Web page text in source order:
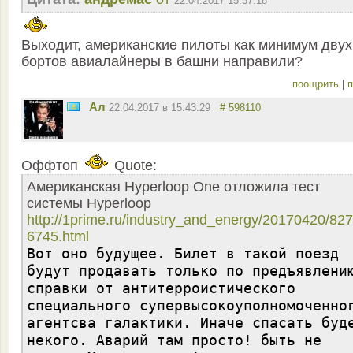
Выходит, американские пилоты как минимум двух
бортов авиалайнеры в башни направили?
поощрить
Ал 22.04.2017 в 15:43:29 # 598110
Оффтоп
Quote:
Американская Hyperloop One отложила тест
системы Hyperloop
http://1prime.ru/industry_and_energy/20170420/
6745.html
Вот оно будущее. Билет в такой поезд
будут продавать только по
справки от антитерроистического
специального
агентсва галактики. Иначе спасать
некого. Аварий там просто! быть не